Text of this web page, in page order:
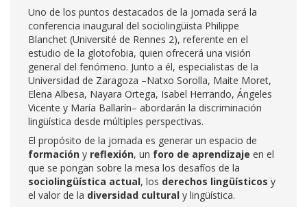
Uno de los puntos destacados de la jornada será la
conferencia inaugural del sociolingüista Philippe
Blanchet (Université de Rennes 2), referente en el
estudio de la glotofobia, quien ofrecerá una visión
general del fenómeno. Junto a él, especialistas de la
Universidad de Zaragoza –Natxo Sorolla, Maite Moret,
Elena Albesa, Nayara Ortega, Isabel Herrando, Ángeles
Vicente y María Ballarín– abordarán la discriminación
lingüística desde múltiples perspectivas.
El propósito de la jornada es generar un espacio de
formación y reflexión, un foro de aprendizaje en el
que se pongan sobre la mesa los desafíos de la
sociolingüística actual, los derechos lingüísticos y
el valor de la diversidad cultural y lingüística.